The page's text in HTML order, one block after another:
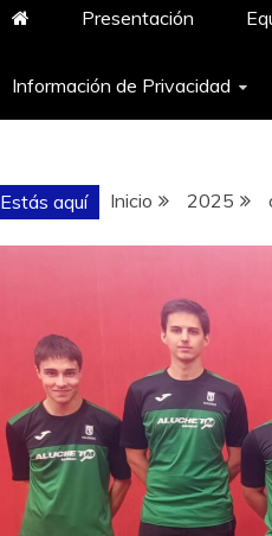
Presentación
Información de Privacidad
Estás aquí Inicio 2025